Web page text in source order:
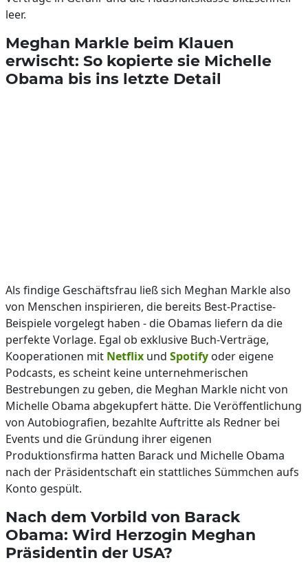
leer.
Meghan Markle beim Klauen
erwischt: So kopierte sie Michelle
Obama bis ins letzte Detail
Als findige Geschäftsfrau ließ sich Meghan Markle also
von Menschen inspirieren, die bereits Best-Practise-
Beispiele vorgelegt haben - die Obamas liefern da die
perfekte Vorlage. Egal ob exklusive Buch-Verträge,
Kooperationen mit Netflix und Spotify oder eigene
Podcasts, es scheint keine unternehmerischen
Bestrebungen zu geben, die Meghan Markle nicht von
Michelle Obama abgekupfert hätte. Die Veröffentlichung
von Autobiografien, bezahlte Auftritte als Redner bei
Events und die Gründung ihrer eigenen
Produktionsfirma hatten Barack und Michelle Obama
nach der Präsidentschaft ein stattliches Sümmchen aufs
Konto gespült.
Nach dem Vorbild von Barack
Obama: Wird Herzogin Meghan
Präsidentin der USA?